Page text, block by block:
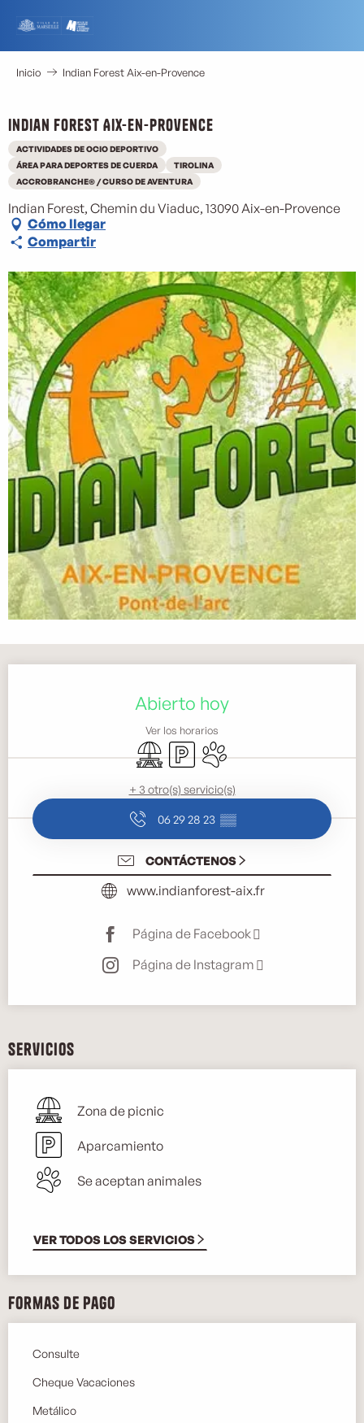
contenu
principal
Inicio Indian Forest Aix-en-Provence
Indian Forest Aix-en-Provence
ACTIVIDADES DE OCIO DEPORTIVO
ÁREA PARA DEPORTES DE CUERDA
TIROLINA
ACCROBRANCHE® / CURSO DE AVENTURA
Indian Forest, Chemin du Viaduc, 13090 Aix-en-Provence
Cómo llegar
Compartir
Abierto hoy
Ver los horarios
Zona de picnic
Aparcamiento
Se aceptan animales
+ 3 otro(s) servicio(s)
06 29 28 23 ▒▒
CONTÁCTENOS
www.indianforest-aix.fr
Página de Facebook
Página de Instagram
Servicios
Zona de picnic
Aparcamiento
Se aceptan animales
VER TODOS LOS SERVICIOS
Formas de pago
Consulte
Cheque Vacaciones
Metálico